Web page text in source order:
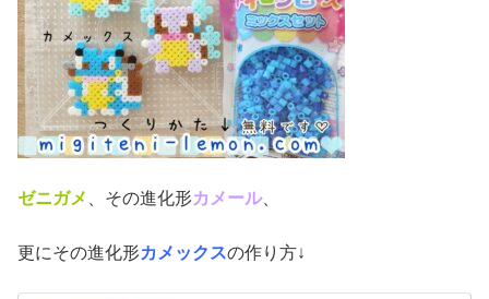
ゼニガメ 、その進化形カメール、
更にその進化形カメックスの作り方↓